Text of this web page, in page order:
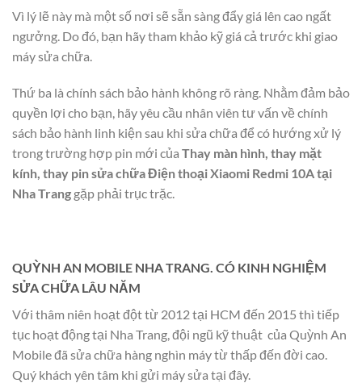
Vì lý lẽ này mà một số nơi sẽ sẵn sàng đẩy giá lên cao ngất
ngưởng. Do đó, bạn hãy tham khảo kỹ giá cả trước khi giao
máy sửa chữa.
Thứ ba là chính sách bảo hành không rõ ràng. Nhằm đảm bảo
quyền lợi cho bạn, hãy yêu cầu nhân viên tư vấn về chính
sách bảo hành linh kiện sau khi sửa chữa để có hướng xử lý
trong trường hợp pin mới của Thay màn hình, thay mặt
kính, thay pin sửa chữa Điện thoại Xiaomi Redmi 10A tại
Nha Trang gặp phải trục trặc.
QUỲNH AN MOBILE NHA TRANG. CÓ KINH NGHIỆM
SỬA CHỮA LÂU NĂM
Với thâm niên hoạt đột từ 2012 tại HCM đến 2015 thì tiếp
tục hoạt động tại Nha Trang, đội ngũ kỹ thuật của Quỳnh An
Mobile đã sửa chữa hàng nghìn máy từ thấp đến đời cao.
Quý khách yên tâm khi gửi máy sửa tại đây.